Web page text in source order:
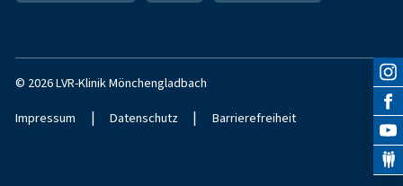
© 2026 LVR-Klinik Mönchengladbach
Impressum | Datenschutz | Barrierefreiheit